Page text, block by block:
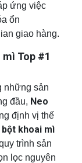
ứng việc
ổn
giao hàng.
Top #1
những sản
đầu, Neo
định vị thế
khoai mì
trình sản
lọc nguyên